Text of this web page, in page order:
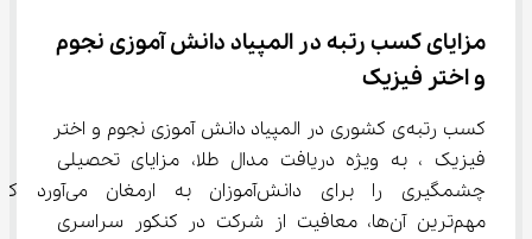
مزایای کسب رتبه در المپیاد دانش آموزی نجوم
و اختر فیزیک
کسب رتبه‌ی کشوری در المپیاد دانش آموزی نجوم و اختر
فیزیک ، به ویژه دریافت مدال طلا، مزایای تحصیلی
چشمگیری را برای دانش‌آموزان به ارمغان
مهم‌ترین آن‌ها، معافیت از شرکت در کنکور سراسری